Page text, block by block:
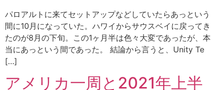
パロアルトに来てセットアップなどしていたらあっという
間に10月になっていた。ハワイからサウスベイに戻ってき
たのが8月の下旬。この1ヶ月半は色々大変であったが、本
当にあっという間であった。 結論から言うと、Unity Te
[…]
アメリカ一周と2021年上半